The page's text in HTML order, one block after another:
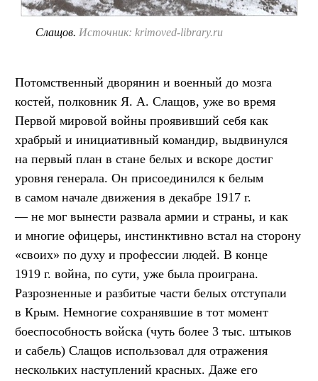
Слащов. Источник: krimoved-library.ru
Потомственный дворянин и военный до мозга
костей, полковник Я. А. Слащов, уже во время
Первой мировой войны проявивший себя как
храбрый и инициативный командир, выдвинулся
на первый план в стане белых и вскоре достиг
уровня генерала. Он присоединился к белым
в самом начале движения в декабре 1917 г.
— не мог вынести развала армии и страны, и как
и многие офицеры, инстинктивно встал на сторону
«своих» по духу и профессии людей. В конце
1919 г. война, по сути, уже была проиграна.
Разрозненные и разбитые части белых отступали
в Крым. Немногие сохранявшие в тот момент
боеспособность войска (чуть более 3 тыс. штыков
и сабель) Слащов использовал для отражения
нескольких наступлений красных. Даже его